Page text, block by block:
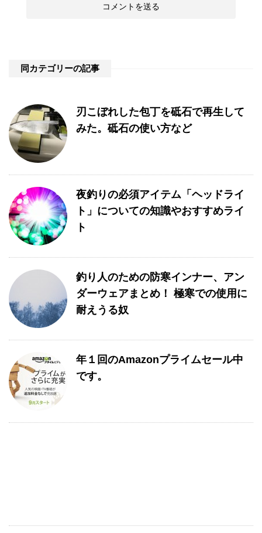
同カテゴリーの記事
刃こぼれした包丁を砥石で再生して
みた。砥石の使い方など
夜釣りの必須アイテム「ヘッドライ
ト」についての知識やおすすめライ
ト
釣り人のための防寒インナー、アン
ダーウェアまとめ！ 極寒での使用に
耐えうる奴
年１回のAmazonプライムセール中
です。